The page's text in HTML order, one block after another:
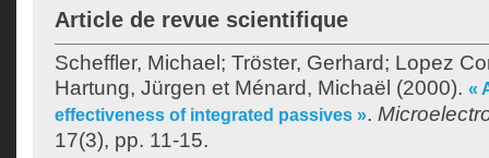
Article de revue scientifique
Scheffler, Michael ; Tröster, Gerhard; Lopez
Hartung, Jürgen et Ménard, Michaël (2000). «
effectiveness of integrated passives ».
17(3), pp. 11-15.